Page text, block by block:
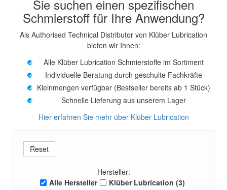
Sie suchen einen spezifischen
Schmierstoff für Ihre Anwendung?
Als Authorised Technical Distributor von Klüber Lubrication
bieten wir Ihnen:
Alle Klüber Lubrication Schmierstoffe im Sortiment
Individuelle Beratung durch geschulte Fachkräfte
Kleinmengen verfügbar (Bestseller bereits ab 1 Stück)
Schnelle Lieferung aus unserem Lager
Hier erfahren Sie mehr über Klüber Lubrication
Hersteller:
Alle Hersteller
Klüber Lubrication (3)